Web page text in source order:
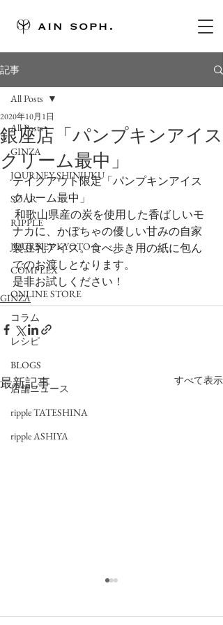
記事
All Posts
GINZA
JOURNEY SHINJUKU
SOAR
RIPPLE
JOURNEY KYOTO
COMPLEX
ONLINE STORE
コラム
レシピ
BLOGS
店舗ニュース
ripple TATESHINA
ripple ASHIYA
All Posts
銀座店「パンプキンアイス
クリーム最中」
2020年10月1日
テイクアウト限定「パンプキンアイス
クリーム最中」
ナカに、かぼちゃの優しい甘みの自家
製豆乳アイス。食べ歩き用の紙に包ん
でのお渡しとなります。
是非お試しください！
GINZA
最新記事 すべて表示